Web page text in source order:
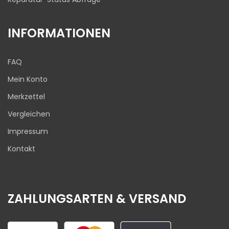
INFORMATIONEN
FAQ
Mein Konto
Merkzettel
Vergleichen
Impressum
Kontakt
ZAHLUNGSARTEN & VERSAND